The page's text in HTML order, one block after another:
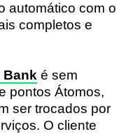
automático com o
completos e
Bank é sem
pontos Átomos,
ser trocados por
O cliente